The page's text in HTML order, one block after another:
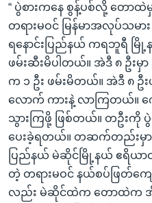
“ ပွဲစားကနေ စွန့်ပစ်လို့ တော
တရားမဝင် မြန်မာအလုပ်သမာ
ရနောင်းပြည်နယ် ကရဘူရီ မ
ဖမ်းဆီးမိပါတယ်။ အဲဒီ ၈ ဦးမှ
က ၁ ဦး ဖမ်းမိတယ်။ အဲဒီ ၈
လောက် ကားနဲ့ လာကြတယ်။ က
သွားကြဖို့ ဖြစ်တယ်။ တဦးကို
ပေးခဲ့ရတယ်။ တဆက်တည်းမှာပဲ
ပြည်နယ် မဲဆိုင်မြို့နယ် ဧရိယ
တဲ့ တရားမဝင် နယ်စပ်ဖြတ်က
လည်း မဲဆိုင်ထဲက တောထဲက အိမ်